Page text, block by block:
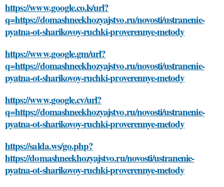
https://www.google.co.ls/url?
q=https://domashneekhozyajstvo.ru/novosti/ustranenie-
pyatna-ot-sharikovoy-ruchki-proverennye-metody
https://www.google.gm/url?
q=https://domashneekhozyajstvo.ru/novosti/ustranenie-
pyatna-ot-sharikovoy-ruchki-proverennye-metody
https://www.google.cv/url?
q=https://domashneekhozyajstvo.ru/novosti/ustranenie-
pyatna-ot-sharikovoy-ruchki-proverennye-metody
https://salda.ws/go.php?
https://domashneekhozyajstvo.ru/novosti/ustranenie-
pyatna-ot-sharikovoy-ruchki-proverennye-metody